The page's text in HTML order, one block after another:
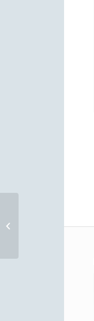
Filtre à eau DUO 3/4